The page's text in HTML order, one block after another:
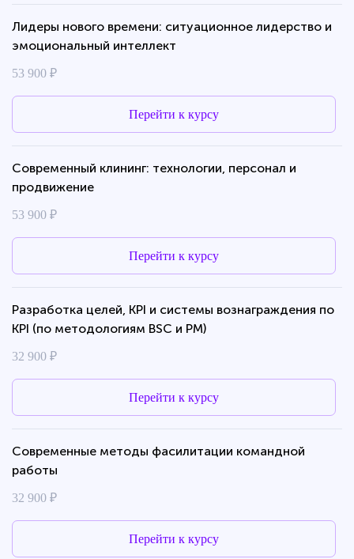
Лидеры нового времени: ситуационное лидерство и
эмоциональный интеллект
53 900 ₽
Перейти к курсу
Современный клининг: технологии, персонал и
продвижение
53 900 ₽
Перейти к курсу
Разработка целей, KPI и cистемы вознаграждения по
KPI (по методологиям BSC и PM)
32 900 ₽
Перейти к курсу
Современные методы фасилитации командной
работы
32 900 ₽
Перейти к курсу